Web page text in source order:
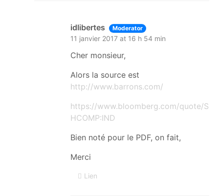
idlibertes Moderator
11 janvier 2017 at 16 h 54 min
Cher monsieur,
Alors la source est
http://www.barrons.com/
https://www.bloomberg.com/quote/S
HCOMP:IND
Bien noté pour le PDF, on fait,
Merci
Lien